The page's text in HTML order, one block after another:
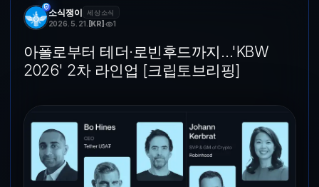
소식쟁이 세상소식
2026. 5. 21. [KR] 1
아폴로부터 테더·로빈후드까지…'KBW
2026' 2차 라인업 [크립토브리핑]